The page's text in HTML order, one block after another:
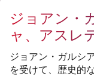
結果
順位表
スケジュ
チケット
PLUSICON
トップチー
plusicon
ジョアン・
ャ、アスレ
ジョアン・ガルシ
を受けて、歴史的